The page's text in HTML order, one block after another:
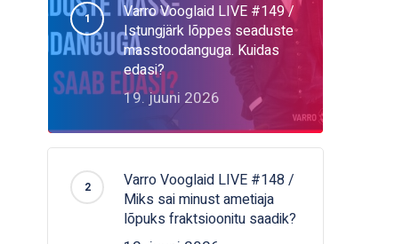
Varro Vooglaid LIVE #149 /
Istungjärk lõppes seaduste
masstoodanguga. Kuidas
edasi?
19. juuni 2026
Varro Vooglaid LIVE #148 /
Miks sai minust ametiaja
lõpuks fraktsioonitu saadik?